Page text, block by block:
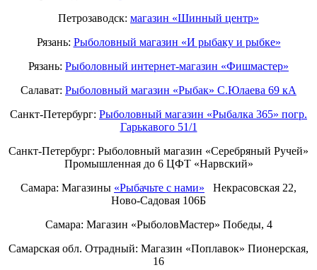
Петрозаводск: магазин «Шинный центр»
Рязань: Рыболовный магазин «И рыбаку и рыбке»
Рязань: Рыболовный интернет-магазин «Фишмастер»
Салават: Рыболовный магазин «Рыбак» С.Юлаева 69 кА
Санкт-Петербург: Рыболовный магазин «Рыбалка 365» погр.
Гарькавого 51/1
Санкт-Петербург: Рыболовный магазин «Серебряный Ручей»
Промышленная до 6 ЦФТ «Нарвский»
Самара: Магазины «Рыбачьте с нами» Некрасовская 22,
Ново-Садовая 106Б
Самара: Магазин «РыболовМастер» Победы, 4
Самарская обл. Отрадный: Магазин «Поплавок» Пионерская,
16